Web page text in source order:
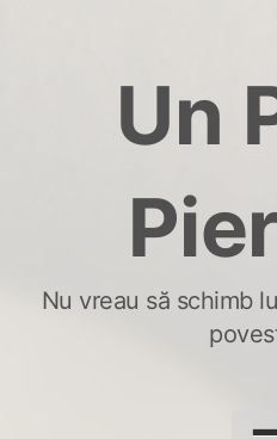
Un
Nu vreau să schimb